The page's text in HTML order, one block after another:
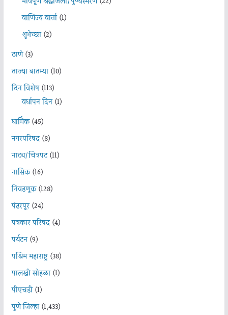
वाणिज्य वार्ता(1)
शुभेच्छा(2)
ठाणे(3)
ताज्या बातम्या(10)
दिन विशेष(113)
वर्धापन दिन(1)
धार्मिक(45)
नगरपरिषद(8)
नाट्य/चित्रपट(11)
नासिक(16)
निवडणूक(128)
पंढरपूर(24)
पत्रकार परिषद(4)
पर्यटन(9)
पश्चिम महाराष्ट्र(38)
पालखी सोहळा(1)
पीएचडी(1)
पुणे जिल्हा(1,433)